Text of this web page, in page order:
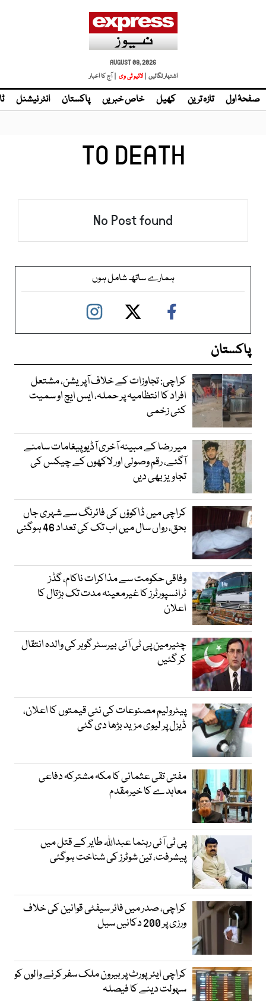
AUGUST 08, 2026
اشتہار لگائیں | لائیو ٹی وی | آج کا اخبار
صفحۂ اول تازہ ترین کھیل خاص خبریں پاکستان انٹر نیشنل
TO DEATH
No Post found
ہمارے ساتھ شامل ہوں
پاکستان
کراچی: تجاوزات کے خلاف آپریشن، مشتعل
افراد کا انتظامیہ پر حملہ، ایس ایچ او سمیت
کئی زخمی
میر رضا کے مبینہ آخری آڈیو پیغامات سامنے
آگئے، رقم وصولی اور لاکھوں کے چیکس کی
تجاویز بھی دیں
کراچی میں ڈاکوؤں کی فائرنگ سے شہری جاں
بحق، رواں سال میں اب تک کی تعداد 46 ہوگئی
وفاقی حکومت سے مذاکرات ناکام، گڈز
ٹرانسپورٹرز کا غیرمعینہ مدت تک ہڑتال کا
اعلان
چئیرمین پی ٹی آئی بیرسٹر گوہر کی والدہ انتقال
کر گئیں
پیٹرولیم مصنوعات کی نئی قیمتوں کا اعلان،
ڈیزل پر لیوی مزید بڑھا دی گئی
مفتی تقی عثمانی کا مکہ مشترکہ دفاعی
معاہدے کا خیرمقدم
پی ٹی آئی رہنما عبداللہ طایر کے قتل میں
پیشرفت، تین شوٹرز کی شناخت ہوگئی
کراچی، صدر میں فائر سیفٹی قوانین کی خلاف
ورزی پر 200 دکانیں سیل
کراچی ایئرپورٹ پر بیرون ملک سفر کرنے والوں کو
سہولت دینے کا فیصلہ